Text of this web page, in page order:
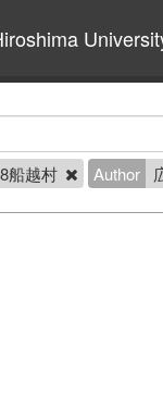
船越村 Author